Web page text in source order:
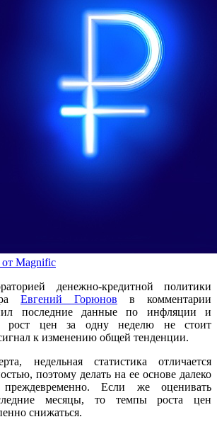
Magnific
денежно-кредитной политики
Евгений Горюнов в комментарии
последние данные по инфляции и
рост цен за одну неделю не стоит
к изменению общей тенденции.
недельная статистика отличается
поэтому делать на ее основе далеко
Если же оценивать
месяцы, то темпы роста цен
снижаться.